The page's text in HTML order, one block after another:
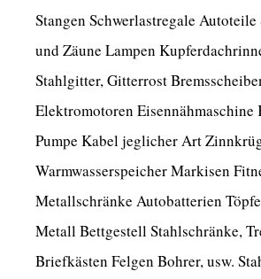
Stangen Schwerlastregale Autoteile
und Zäune Lampen
Stahlgitter, Gitterrost
Elektromotoren Eisennähmaschine
Pumpe Kabel jeglicher Art
Warmwasserspeicher Markisen
Metallschränke Autobatterien
Metall Bettgestell Stahlschränke,
Briefkästen Felgen Bohrer, usw.